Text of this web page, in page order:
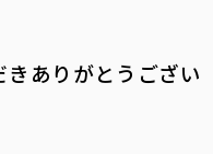
ありがとうござい